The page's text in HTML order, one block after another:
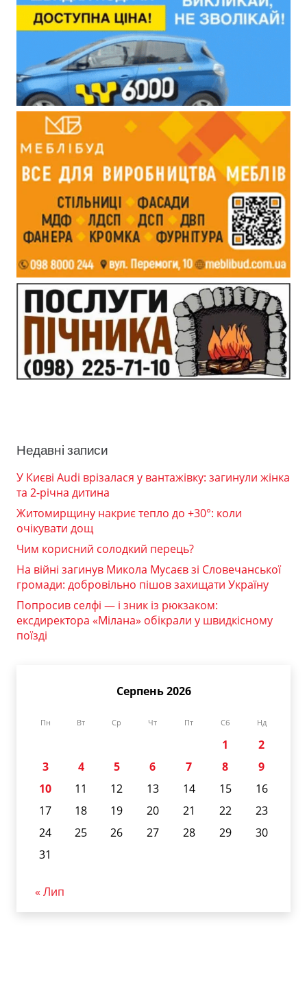
Недавні записи
У Києві Audi врізалася у вантажівку: загинули жінка
та 2-річна дитина
Житомирщину накриє тепло до +30°: коли
очікувати дощ
Чим корисний солодкий перець?
На війні загинув Микола Мусаєв зі Словечанської
громади: добровільно пішов захищати Україну
Попросив селфі — і зник із рюкзаком:
ексдиректора «Мілана» обікрали у швидкісному
поїзді
Серпень 2026
Пн Вт Ср Чт Пт Сб Нд
1
2
3
4 5 6 7 8
9
10
11 12 13 14 15
16
17
18 19 20 21 22
23
24
25 26 27 28 29
30
31
« Лип